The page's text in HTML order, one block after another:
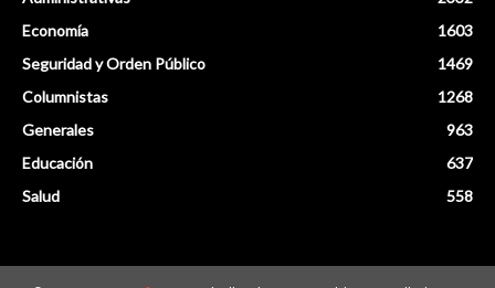
Economía
1603
Seguridad y Orden Público
1469
Columnistas
1268
Generales
963
Educación
637
Salud
558